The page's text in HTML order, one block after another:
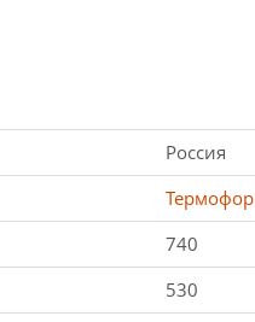
Россия
Термофор
740
530